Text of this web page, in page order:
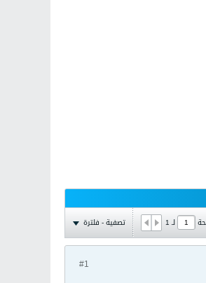
لـ1 تصفية - فلترة
#1